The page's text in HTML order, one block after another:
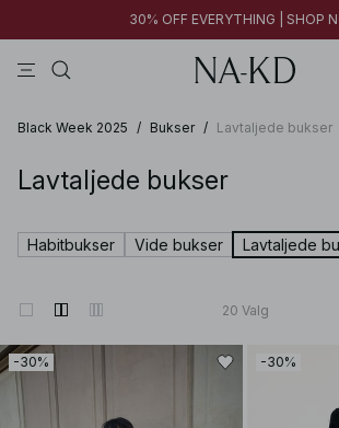
30% OFF EVERYTHING | SHOP
Black Week 2025 / Bukser / Lavtaljede bukser
Lavtaljede bukser
Habitbukser Vide bukser Lavtaljede
20 Valg
-30% -30%